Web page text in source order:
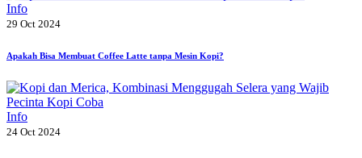
Info
29 Oct 2024
Apakah Bisa Membuat Coffee Latte tanpa Mesin Kopi?
Info
24 Oct 2024